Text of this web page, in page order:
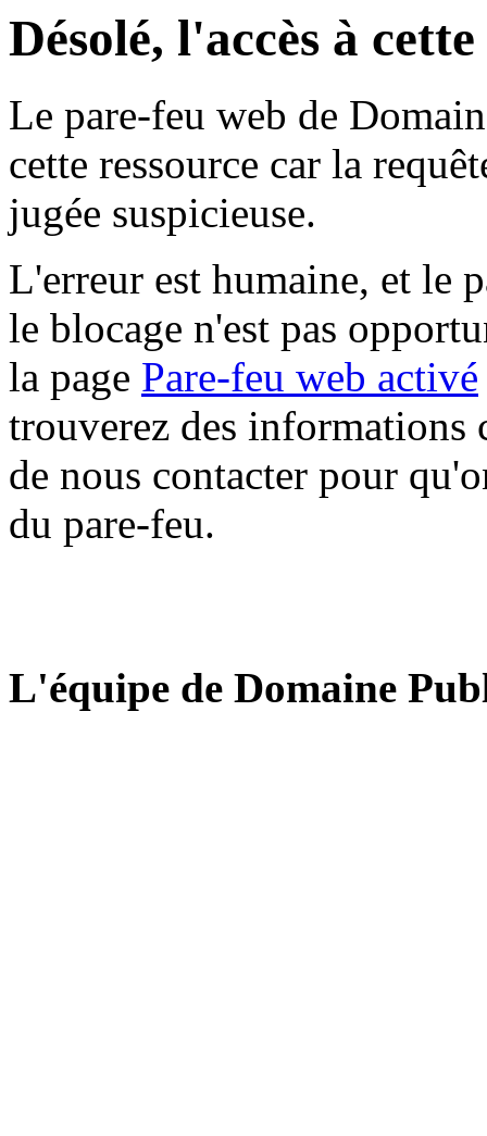
Désolé, l'accès à
Le pare-feu web de
cette ressource car la
jugée suspicieuse.
L'erreur est humaine, et le
le blocage n'est pas
la page Pare-feu web activé
trouverez des informations
de nous contacter pour
du pare-feu.
L'équipe de Domaine